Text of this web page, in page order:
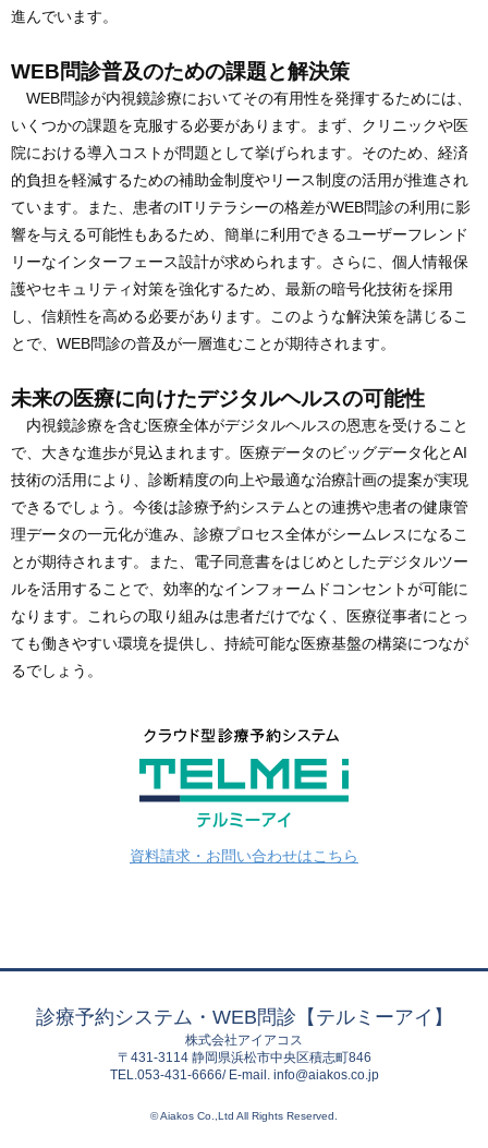
進んでいます。
WEB問診普及のための課題と解決策
WEB問診が内視鏡診療においてその有用性を発揮するためには、
いくつかの課題を克服する必要があります。まず、クリニックや医
院における導入コストが問題として挙げられます。そのため、経済
的負担を軽減するための補助金制度やリース制度の活用が推進され
ています。また、患者のITリテラシーの格差がWEB問診の利用に影
響を与える可能性もあるため、簡単に利用できるユーザーフレンド
リーなインターフェース設計が求められます。さらに、個人情報保
護やセキュリティ対策を強化するため、最新の暗号化技術を採用
し、信頼性を高める必要があります。このような解決策を講じるこ
とで、WEB問診の普及が一層進むことが期待されます。
未来の医療に向けたデジタルヘルスの可能性
内視鏡診療を含む医療全体がデジタルヘルスの恩恵を受けること
で、大きな進歩が見込まれます。医療データのビッグデータ化とAI
技術の活用により、診断精度の向上や最適な治療計画の提案が実現
できるでしょう。今後は診療予約システムとの連携や患者の健康管
理データの一元化が進み、診療プロセス全体がシームレスになるこ
とが期待されます。また、電子同意書をはじめとしたデジタルツー
ルを活用することで、効率的なインフォームドコンセントが可能に
なります。これらの取り組みは患者だけでなく、医療従事者にとっ
ても働きやすい環境を提供し、持続可能な医療基盤の構築につなが
るでしょう。
資料請求・お問い合わせはこちら
診療予約システム・WEB問診【テルミーアイ】
株式会社アイアコス
〒431-3114 静岡県浜松市中央区積志町846
TEL.053-431-6666/ E-mail. info@aiakos.co.jp
© Aiakos Co.,Ltd All Rights Reserved.